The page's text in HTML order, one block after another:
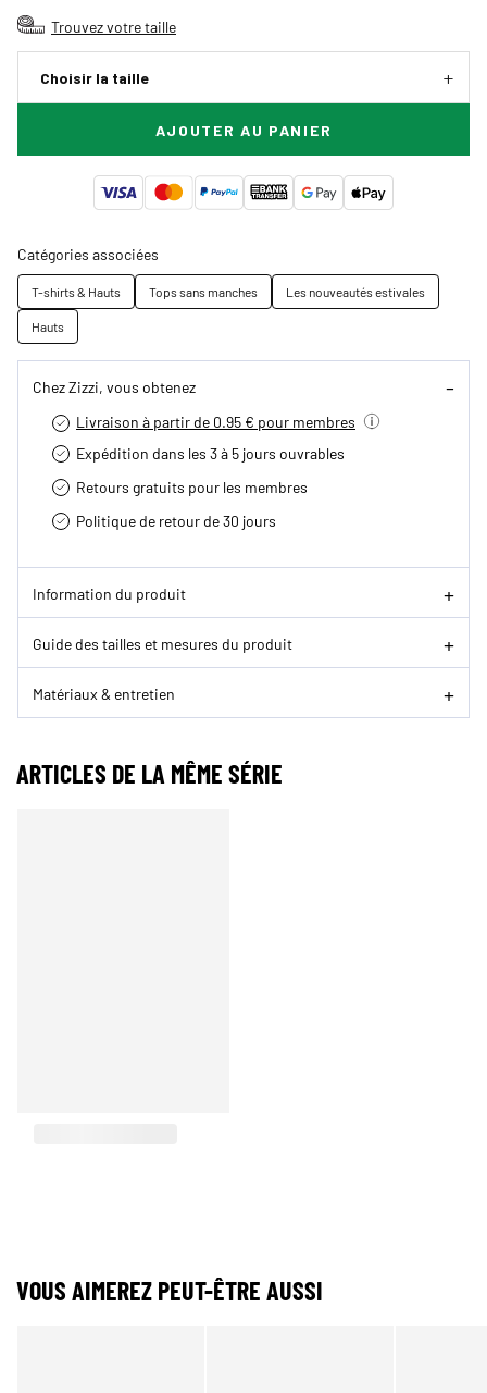
Trouvez votre taille
Choisir la taille
AJOUTER AU PANIER
Catégories associées
T-shirts & Hauts Tops sans manches
Les nouveautés estivales
Hauts
Chez Zizzi, vous obtenez
Livraison à partir de 0.95 € pour membres
Expédition dans les 3 à 5 jours ouvrables
Retours gratuits pour les membres
Politique de retour de 30 jours
Information du produit
Guide des tailles et mesures du produit
Matériaux & entretien
ARTICLES DE LA MÊME SÉRIE
VOUS AIMEREZ PEUT-ÊTRE AUSSI